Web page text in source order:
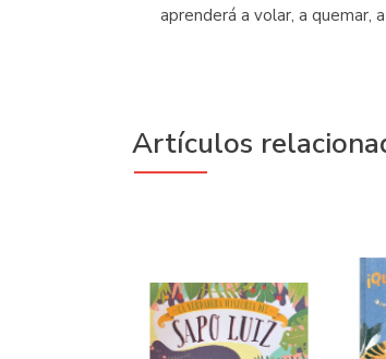
aprenderá a volar, a quemar,
Artículos